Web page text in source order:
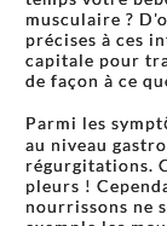
musculaire ?
précises à ces
capitale pour
de façon à ce
Parmi les
au niveau
régurgitations.
pleurs !
nourrissons ne